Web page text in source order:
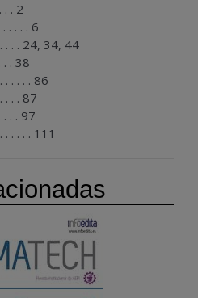
. . 2
. . . . 6
. . . 24, 34, 44
. . 38
. . . . 86
. . . 87
. . . 97
. . . . 111